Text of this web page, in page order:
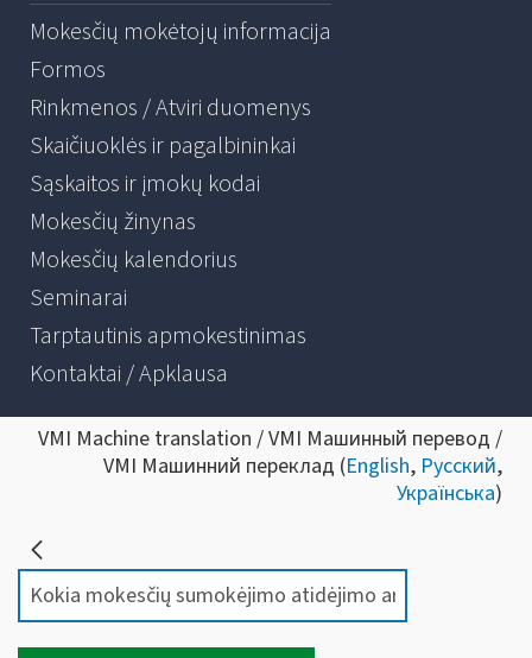
Mokesčių mokėtojų informacija
Formos
Rinkmenos / Atviri duomenys
Skaičiuoklės ir pagalbininkai
Sąskaitos ir įmokų kodai
Mokesčių žinynas
Mokesčių kalendorius
Seminarai
Tarptautinis apmokestinimas
Kontaktai / Apklausa
VMI Machine translation / VMI Машинный перевод /
VMI Машинний переклад (English, Русский,
Українська)